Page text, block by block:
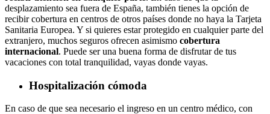
desplazamiento sea fuera de España, también tienes la opción de
recibir cobertura en centros de otros países donde no haya la Tarjeta
Sanitaria Europea. Y si quieres estar protegido en cualquier parte del
extranjero, muchos seguros ofrecen asimismo cobertura
internacional. Puede ser una buena forma de disfrutar de tus
vacaciones con total tranquilidad, vayas donde vayas.
Hospitalización cómoda
En caso de que sea necesario el ingreso en un centro médico, con